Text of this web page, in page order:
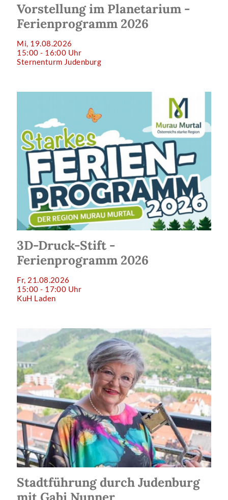
Vorstellung im Planetarium -
Ferienprogramm 2026
Mi, 19.08.2026
15:00 - 16:00 Uhr
Sternenturm Judenburg
3D-Druck-Stift -
Ferienprogramm 2026
Fr, 21.08.2026
15:00 - 17:00 Uhr
KuH Laden
Stadtführung durch Judenburg